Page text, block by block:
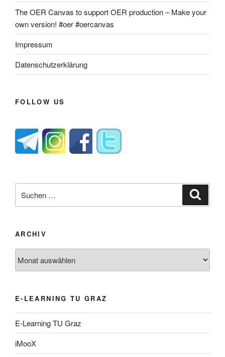
The OER Canvas to support OER production – Make your
own version! #oer #oercanvas
Impressum
Datenschutzerklärung
FOLLOW US
nach:
ARCHIV
E-LEARNING TU GRAZ
E-Learning TU Graz
iMooX